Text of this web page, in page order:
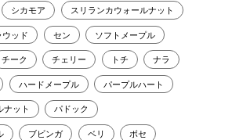
シカモア スリランカウォールナット
ウッド セン ソフトメープル
チーク チェリー トチ ナラ
ハードメープル パープルハート
ナット パドック
ブビンガ ベリ ボセ